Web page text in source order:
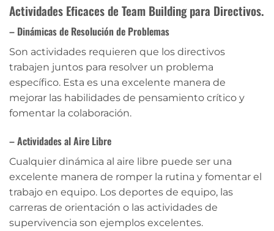
Actividades Eficaces de Team Building para Directivos.
– Dinámicas de Resolución de Problemas
Son actividades requieren que los directivos
trabajen juntos para resolver un problema
específico. Esta es una excelente manera de
mejorar las habilidades de pensamiento crítico y
fomentar la colaboración.
– Actividades al Aire Libre
Cualquier dinámica al aire libre puede ser una
excelente manera de romper la rutina y fomentar el
trabajo en equipo. Los deportes de equipo, las
carreras de orientación o las actividades de
supervivencia son ejemplos excelentes.